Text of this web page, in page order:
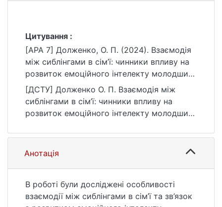
Цитування :
[APA 7] Долженко, О. П. (2024). Взаємодія
між сиблінгами в сім’ї: чинники впливу на
розвиток емоційного інтелекту молодших
сиблінгів [Бакалаврська робота, Київський
національний університет імені Тараса
Шевченка]. eKNUTSHIR.
https://ir.library.knu.ua/handle/15071834/424
8
[ДСТУ] Долженко О. П. Взаємодія між
сиблінгами в сім’ї: чинники впливу на
розвиток емоційного інтелекту молодших
бакалавра : 053 Психологія / наук. кер. Є.
М. Прокопович. Київ, 2024. 78 с. URL:
https://ir.library.knu.ua/handle/15071834/424
Анотація
В роботі були досліджені особливості
взаємодії між сиблінгами в сім’ї та зв’язок